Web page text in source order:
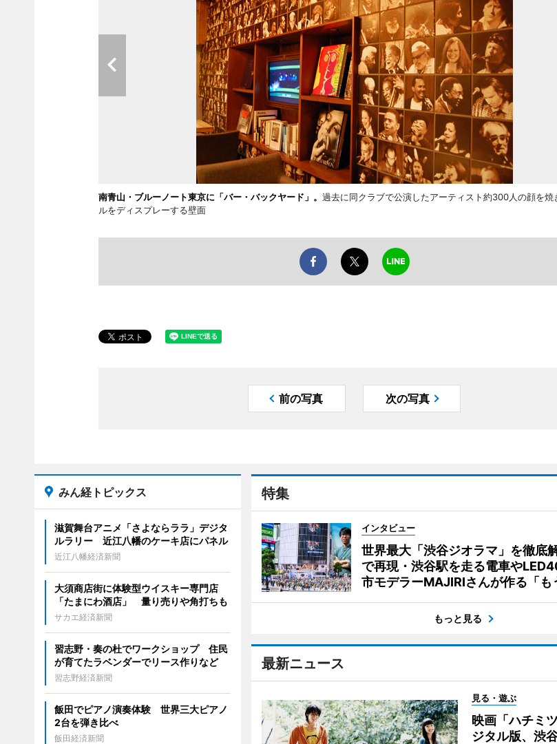
南青山・ブルーノート東京に「バー・バックヤード」。 過去に同クラブで公演したアーティスト約300人の顔を焼
ルをディスプレーする壁面
前の写真 次の写真
特集
インタビュー
世界最大「渋谷ジオラマ」を徹
で再現・渋谷駅を走る電車や
市モデラーMAJIRIさんが作る「も
もっと見る
最新ニュース
見る・遊ぶ
映画「ハチミ
ジタル版、渋
みん経トピックス
滋賀舞台アニメ「さよならララ」デジタ
ルラリー 近江八幡のケーキ店にパネル
近江八幡経済新聞
大須商店街に体験型ウイスキー専門店
「たまにわ酒店」 量り売りや角打ちも
サカエ経済新聞
習志野・奏の杜でワークショップ 住民
が育てたラベンダーでリース作りなど
習志野経済新聞
飯田でピアノ演奏体験 世界三大ピアノ
2台を弾き比べ
飯田経済新聞